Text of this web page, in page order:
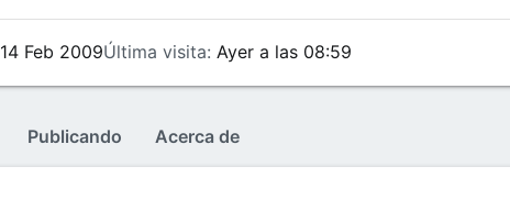
14 Feb 2009Última visita Ayer a las 08:59
Publicando Acerca de